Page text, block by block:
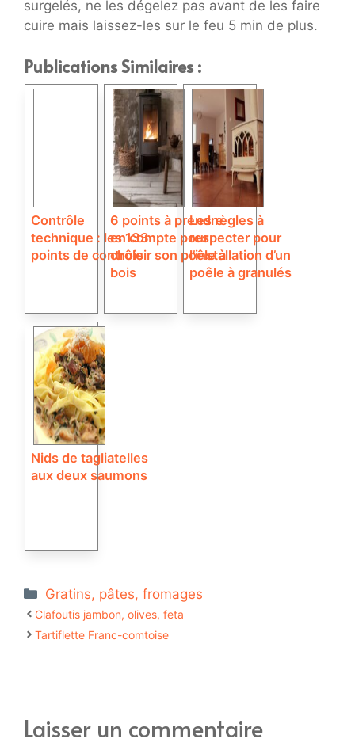
surgelés, ne les dégelez pas avant de les faire
cuire mais laissez-les sur le feu 5 min de plus.
Publications Similaires :
Contrôle
technique : les 133
points de contrôle
6 points à prendre
en compte pour
choisir son poêle à
bois
Les règles à
respecter pour
l’installation d’un
poêle à granulés
Nids de tagliatelles
aux deux saumons
Catégories
Gratins, pâtes, fromages
Clafoutis jambon, olives, feta
Tartiflette Franc-comtoise
Laisser un commentaire